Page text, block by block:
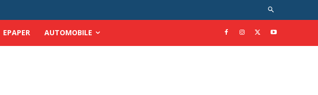
EPAPER AUTOMOBILE